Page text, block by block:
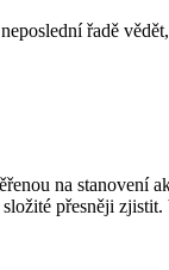
řadě
na
přesněji